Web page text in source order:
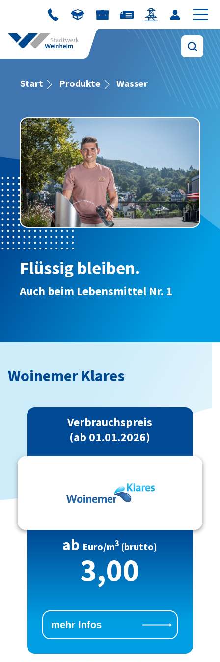
Start Produkte Wasser
Flüssig bleiben.
Auch beim Lebensmittel Nr. 1
Woinemer Klares
Verbrauchspreis
(ab 01.01.2026)
ab Euro/m3 (brutto)
3,00
mehr Infos